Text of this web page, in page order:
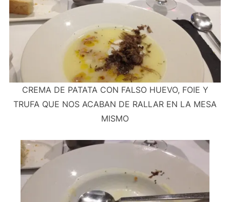
CREMA DE PATATA CON FALSO HUEVO, FOIE Y
TRUFA QUE NOS ACABAN DE RALLAR EN LA MESA
MISMO